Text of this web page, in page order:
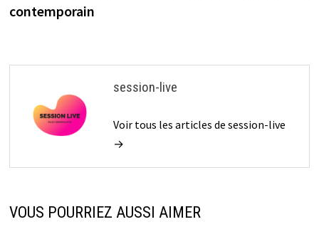
contemporain
session-live
Voir tous les articles de session-live
→
VOUS POURRIEZ AUSSI AIMER